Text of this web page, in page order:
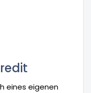
eines eigenen